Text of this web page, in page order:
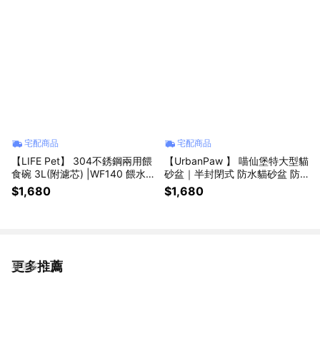
宅配商品
【LIFE Pet】 304不銹鋼兩用餵
食碗 3L(附濾芯) |WF140 餵水器
寵物飲水機 貓咪飲水機
$1,680
宅配商品
【UrbanPaw 】 喵仙堡特大型貓
砂盆｜半封閉式 防水貓砂盆 防
噴濺 防臭貓廁所
$1,680
更多推薦
看更多